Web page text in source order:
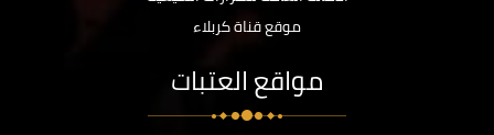
موقع قناة كربلاء
مواقع العتبات